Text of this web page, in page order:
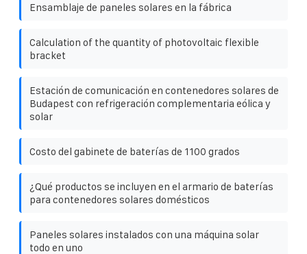
Ensamblaje de paneles solares en la fábrica
Calculation of the quantity of photovoltaic flexible
bracket
Estación de comunicación en contenedores solares de
Budapest con refrigeración complementaria eólica y
solar
Costo del gabinete de baterías de 1100 grados
¿Qué productos se incluyen en el armario de baterías
para contenedores solares domésticos
Paneles solares instalados con una máquina solar
todo en uno